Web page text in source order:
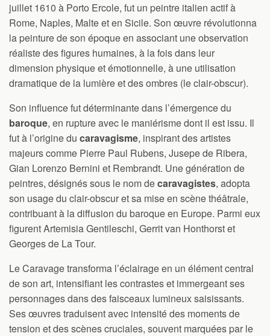
juillet 1610 à Porto Ercole, fut un peintre italien actif à
Rome, Naples, Malte et en Sicile. Son œuvre révolutionna
la peinture de son époque en associant une observation
réaliste des figures humaines, à la fois dans leur
dimension physique et émotionnelle, à une utilisation
dramatique de la lumière et des ombres (le clair-obscur).
Son influence fut déterminante dans l’émergence du
baroque, en rupture avec le maniérisme dont il est issu. Il
fut à l’origine du caravagisme, inspirant des artistes
majeurs comme Pierre Paul Rubens, Jusepe de Ribera,
Gian Lorenzo Bernini et Rembrandt. Une génération de
peintres, désignés sous le nom decaravagistes, adopta
son usage du clair-obscur et sa mise en scène théâtrale,
contribuant à la diffusion du baroque en Europe. Parmi eux
figurent Artemisia Gentileschi, Gerrit van Honthorst et
Georges de La Tour.
Le Caravage transforma l’éclairage en un élément central
de son art, intensifiant les contrastes et immergeant ses
personnages dans des faisceaux lumineux saisissants.
Ses œuvres traduisent avec intensité des moments de
tension et des scènes cruciales, souvent marquées par le